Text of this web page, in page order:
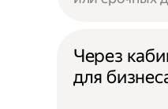
Через
для